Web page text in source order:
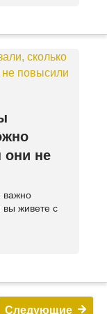
они не
важно
вы живете с
Следующие